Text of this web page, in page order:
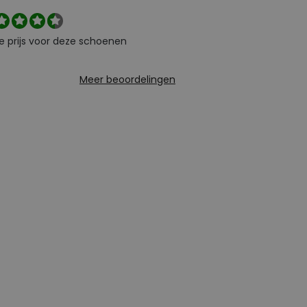
prijs voor deze schoenen
Meer beoordelingen